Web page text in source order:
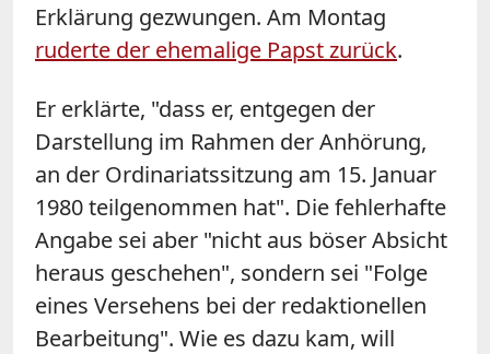
Erklärung gezwungen. Am Montag
ruderte der ehemalige Papst zurück.
Er erklärte, "dass er, entgegen der
Darstellung im Rahmen der Anhörung,
an der Ordinariatssitzung am 15. Januar
1980 teilgenommen hat". Die fehlerhafte
Angabe sei aber "nicht aus böser Absicht
heraus geschehen", sondern sei "Folge
eines Versehens bei der redaktionellen
Bearbeitung". Wie es dazu kam, will